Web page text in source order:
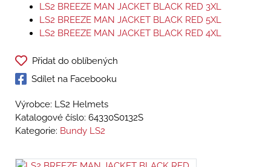
LS2 BREEZE MAN JACKET BLACK RED 3XL
LS2 BREEZE MAN JACKET BLACK RED 5XL
LS2 BREEZE MAN JACKET BLACK RED 4XL
Přidat do oblíbených
Sdílet na Facebooku
Výrobce: LS2 Helmets
Katalogové číslo: 64330S0132S
Kategorie: Bundy LS2